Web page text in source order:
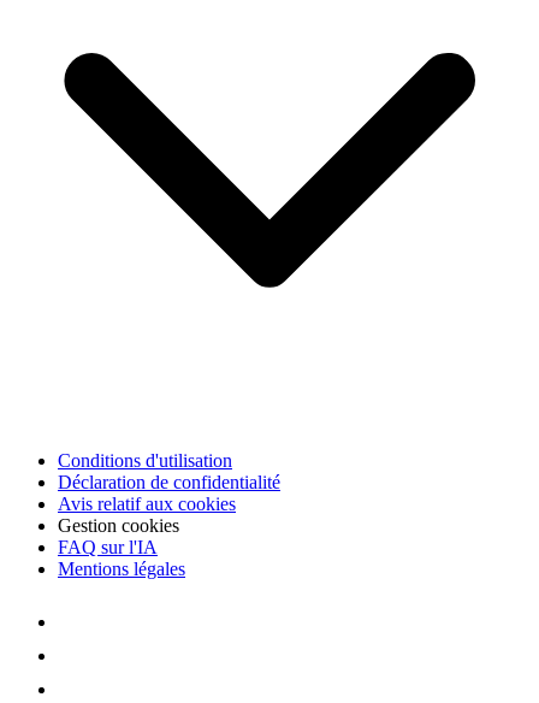
Conditions d'utilisation
Déclaration de confidentialité
Avis relatif aux cookies
Gestion cookies
FAQ sur l'IA
Mentions légales